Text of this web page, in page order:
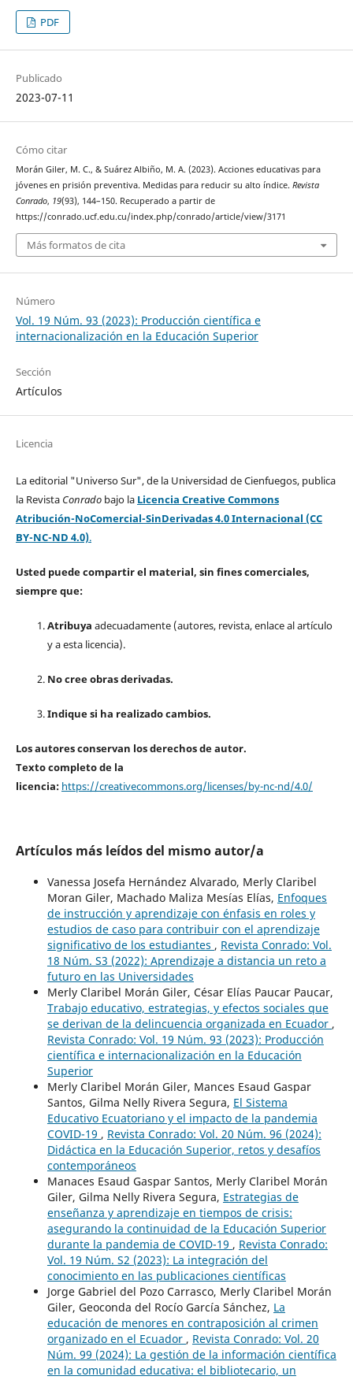
PDF
Publicado
2023-07-11
Cómo citar
Morán Giler, M. C., & Suárez Albiño, M. A. (2023). Acciones educativas para
jóvenes en prisión preventiva. Medidas para reducir su alto índice. Revista
Conrado, 19(93), 144–150. Recuperado a partir de
https://conrado.ucf.edu.cu/index.php/conrado/article/view/3171
Más formatos de cita
Número
Vol. 19 Núm. 93 (2023): Producción científica e
internacionalización en la Educación Superior
Sección
Artículos
Licencia
La editorial "Universo Sur", de la Universidad de Cienfuegos, publica
la Revista Conradobajo la Licencia Creative Commons
Atribución-NoComercial-SinDerivadas 4.0 Internacional (CC
BY-NC-ND 4.0).
Usted puede compartir el material, sin fines comerciales,
siempre que:
Atribuya adecuadamente (autores, revista, enlace al artículo
y a esta licencia).
No cree obras derivadas.
Indique si ha realizado cambios.
Los autores conservan los derechos de autor.
Texto completo de la
licencia: https://creativecommons.org/licenses/by-nc-nd/4.0/
Artículos más leídos del mismo autor/a
Vanessa Josefa Hernández Alvarado, Merly Claribel
Moran Giler, Machado Maliza Mesías Elías, Enfoques
de instrucción y aprendizaje con énfasis en roles y
estudios de caso para contribuir con el aprendizaje
significativo de los estudiantes , Revista Conrado: Vol.
18 Núm. S3 (2022): Aprendizaje a distancia un reto a
futuro en las Universidades
Merly Claribel Morán Giler, César Elías Paucar Paucar,
Trabajo educativo, estrategias, y efectos sociales que
se derivan de la delincuencia organizada en Ecuador ,
Revista Conrado: Vol. 19 Núm. 93 (2023): Producción
científica e internacionalización en la Educación
Superior
Merly Claribel Morán Giler, Mances Esaud Gaspar
Santos, Gilma Nelly Rivera Segura, El Sistema
Educativo Ecuatoriano y el impacto de la pandemia
COVID-19 , Revista Conrado: Vol. 20 Núm. 96 (2024):
Didáctica en la Educación Superior, retos y desafíos
contemporáneos
Manaces Esaud Gaspar Santos, Merly Claribel Morán
Giler, Gilma Nelly Rivera Segura, Estrategias de
enseñanza y aprendizaje en tiempos de crisis:
asegurando la continuidad de la Educación Superior
durante la pandemia de COVID-19 , Revista Conrado:
Vol. 19 Núm. S2 (2023): La integración del
conocimiento en las publicaciones científicas
Jorge Gabriel del Pozo Carrasco, Merly Claribel Morán
Giler, Geoconda del Rocío García Sánchez, La
educación de menores en contraposición al crimen
organizado en el Ecuador , Revista Conrado: Vol. 20
Núm. 99 (2024): La gestión de la información científica
en la comunidad educativa: el bibliotecario, un